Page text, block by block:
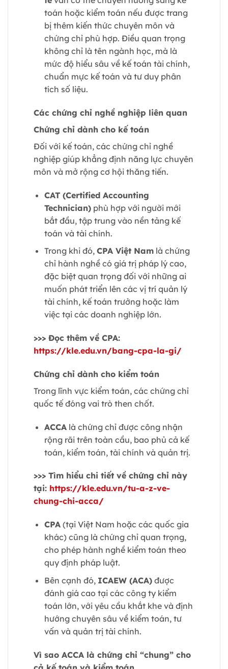
toán hoặc kiểm toán nếu được trang
bị thêm kiến thức chuyên môn và
chứng chỉ phù hợp. Điều quan trọng
không chỉ là tên ngành học, mà là
mức độ hiểu sâu về kế toán tài chính,
chuẩn mực kế toán và tư duy phân
tích số liệu.
Các chứng chỉ nghề nghiệp liên quan
Chứng chỉ dành cho kế toán
Đối với kế toán, các chứng chỉ nghề
nghiệp giúp khẳng định năng lực chuyên
môn và mở rộng cơ hội thăng tiến.
CAT (Certified Accounting
Technician)phù hợp với người mới
bắt đầu, tập trung vào nền tảng kế
toán và tài chính.
Trong khi đó, CPA Việt Namlà chứng
chỉ hành nghề có giá trị pháp lý cao,
đặc biệt quan trọng đối với những ai
muốn phát triển lên các vị trí quản lý
tài chính, kế toán trưởng hoặc làm
việc tại các doanh nghiệp lớn.
>>> Đọc thêm về CPA:
https://kle.edu.vn/bang-cpa-la-gi/
Chứng chỉ dành cho kiểm toán
Trong lĩnh vực kiểm toán, các chứng chỉ
quốc tế đóng vai trò then chốt.
ACCAlà chứng chỉ được công nhận
rộng rãi trên toàn cầu, bao phủ cả kế
toán, kiểm toán, tài chính và quản trị.
>>> Tìm hiểu chi tiết về chứng chỉ này
tại: https://kle.edu.vn/tu-a-z-ve-
chung-chi-acca/
CPA(tại Việt Nam hoặc các quốc gia
khác) cũng là chứng chỉ quan trọng,
cho phép hành nghề kiểm toán theo
quy định pháp luật.
Bên cạnh đó, ICAEW (ACA)được
đánh giá cao tại các công ty kiểm
toán lớn, với yêu cầu khắt khe và định
hướng chuyên sâu về kiểm toán, tư
vấn và quản trị tài chính.
Vì sao ACCA là chứng chỉ “chung” cho